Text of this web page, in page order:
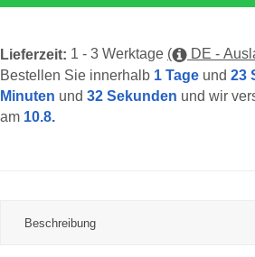
Lieferzeit: 1 - 3 Werktage (
DE -
Bestellen Sie innerhalb 1 Tage und 23
Minuten und 31 Sekunden und wir
am 10.8.
Beschreibung